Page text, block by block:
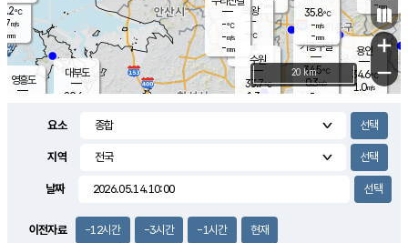
℃
m/s
mm
영흥도
- mm
용인
34.6℃
1.0m/s
-mm
1.4m/s
대부도
29.6
의왕
- ℃
m/s
mm
기흥구갈
34.5℃
0.3m/s
-
-℃
-m/s
-mm
35.8℃
-m/s
-mm
수원
33.7℃
1.3 m/s
+
−
20 km
요소
지역
날짜
이전자료 -12시간 -3시간 -1시간 현재